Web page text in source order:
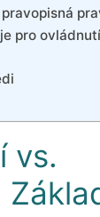
pro
vs.